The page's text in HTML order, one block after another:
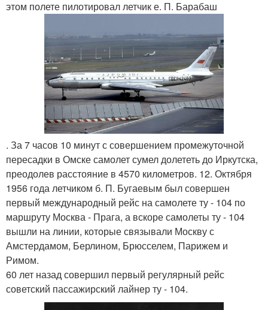
этом полете пилотировал летчик е. П. Барабаш
. За 7 часов 10 минут с совершением промежуточной
пересадки в Омске самолет сумел долететь до Иркутска,
преодолев расстояние в 4570 километров. 12. Октября
1956 года летчиком б. П. Бугаевым был совершен
первый международный рейс на самолете ту - 104 по
маршруту Москва - Прага, а вскоре самолеты ту - 104
вышли на линии, которые связывали Москву с
Амстердамом, Берлином, Брюсселем, Парижем и
Римом.
60 лет назад совершил первый регулярный рейс
советский пассажирский лайнер ту - 104.